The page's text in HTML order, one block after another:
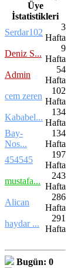
Üye
İstatistikleri
Serdar102
3
Hafta
Deniz S...
9
Hafta
Admin
54
Hafta
cem zeren
102
Hafta
Kababel...
134
Hafta
Bay-
Nos...
134
Hafta
454545
197
Hafta
mustafa...
243
Hafta
Alican
286
Hafta
haydar ...
291
Hafta
Bugün: 0